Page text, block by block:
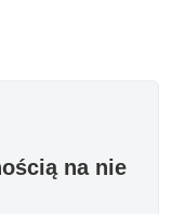
na nie